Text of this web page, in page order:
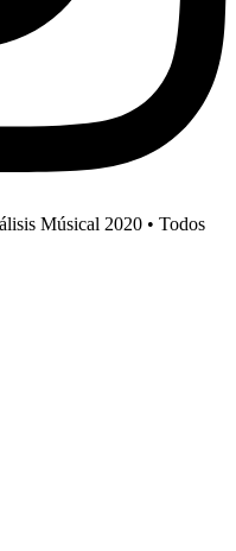
Músical 2020 • Todos